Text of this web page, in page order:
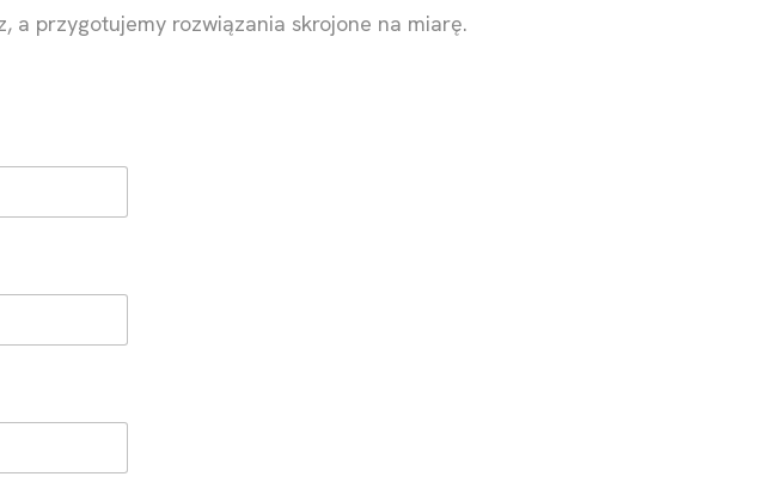
a przygotujemy rozwiązania skrojone na miarę.